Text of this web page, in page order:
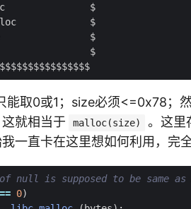
能取0或1；size必须<=0x78；
就相当于
malloc(size)
。这里
一直卡在这里想如何利用，完
null is supposed to be same as
== 0)